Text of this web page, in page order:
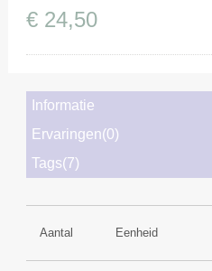
€ 24,50
Informatie
Ervaringen(0)
Tags(7)
Aantal Eenheid